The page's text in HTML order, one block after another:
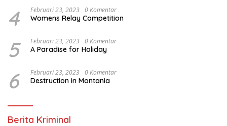
4 Februari 23, 2023 0 Komentar
Womens Relay Competition
5 Februari 23, 2023 0 Komentar
A Paradise for Holiday
6 Februari 23, 2023 0 Komentar
Destruction in Montania
Berita Kriminal